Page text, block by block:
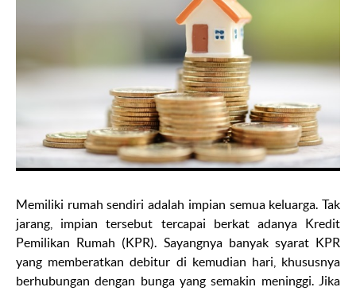
Memiliki rumah sendiri adalah impian semua keluarga. Tak
jarang, impian tersebut tercapai berkat adanya Kredit
Pemilikan Rumah (KPR). Sayangnya banyak syarat KPR
yang memberatkan debitur di kemudian hari, khususnya
berhubungan dengan bunga yang semakin meninggi. Jika